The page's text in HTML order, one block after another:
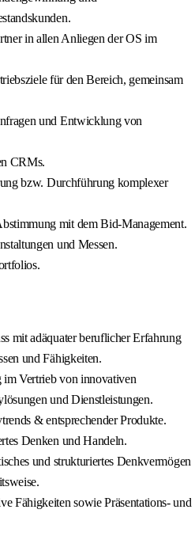
in allen Anliegen der OS im
für den Bereich, gemeinsam
und Entwicklung von
CRMs.
bzw. Durchführung komplexer
mit dem Bid-Management.
und Messen.
mit adäquater beruflicher Erfahrung
und Fähigkeiten.
Vertrieb von innovativen
und Dienstleistungen.
& entsprechender Produkte.
Denken und Handeln.
und strukturiertes Denkvermögen
Fähigkeiten sowie Präsentations- und